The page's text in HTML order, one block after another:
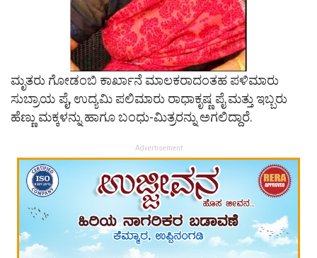
ಮೃತರು ಗೋಡಂಬಿ ಕಾರ್ಖಾನೆ ಮಾಲಕರಾದಂತಹ ಪಳಿಮಾರು
ಸುಬ್ರಾಯ ಪೈ, ಉದ್ಯಮಿ ಪಲಿಮಾರು ರಾಧಾಕೃಷ್ಣ ಪೈ ಮತ್ತು ಇಬ್ಬರು
ಹೆಣ್ಣು ಮಕ್ಕಳನ್ನು ಹಾಗೂ ಬಂಧು-ಮಿತ್ರರನ್ನು ಅಗಲಿದ್ದಾರೆ.
Advertisement